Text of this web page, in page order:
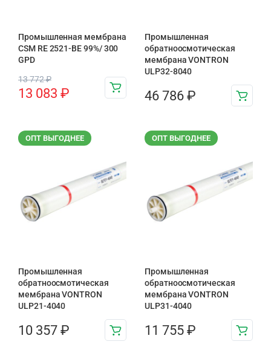
Промышленная мембрана
CSM RE 2521-BE 99%/ 300
GPD
13 772₽
13 083 ₽
Промышленная
обратноосмотическая
мембрана VONTRON
ULP32-8040
46 786 ₽
ОПТ ВЫГОДНЕЕ
Промышленная
обратноосмотическая
мембрана VONTRON
ULP21-4040
10 357 ₽
ОПТ ВЫГОДНЕЕ
Промышленная
обратноосмотическая
мембрана VONTRON
ULP31-4040
11 755 ₽